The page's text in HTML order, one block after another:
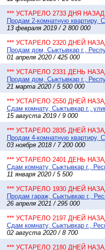
*** УСТАРЕЛО 2733 ДНЯ НАЗАД
Продам 2-комнатную квартиру,
13 февраля 2019 / 2 800 000
*** УСТАРЕЛО 2320 ДНЕЙ
Продам дом, Сыктывкар г.,
01 апреля 2020 / 425 000
*** УСТАРЕЛО 2331 ДЕНЬ
Продам дом, Сыктывкар г.,
21 марта 2020 / 5 500 000
*** УСТАРЕЛО 2550 ДНЕЙ
Сдам комнату, Сыктывкар г.,
15 августа 2019 / 9 000
*** УСТАРЕЛО 2835 ДНЕЙ
Продам 4-комнатную квартиру,
03 ноября 2018 / 7 200 000
*** УСТАРЕЛО 2401 ДЕНЬ
Сдам комнату, Сыктывкар г.,
11 января 2020 / 5 500
*** УСТАРЕЛО 1930 ДНЕЙ
Продам гараж, Сыктывкар г.,
26 апреля 2021 / 295 000
*** УСТАРЕЛО 2197 ДНЕЙ
Сдам комнату, Сыктывкар г.,
02 августа 2020 / 8 700
*** УСТАРЕЛО 2180 ДНЕЙ